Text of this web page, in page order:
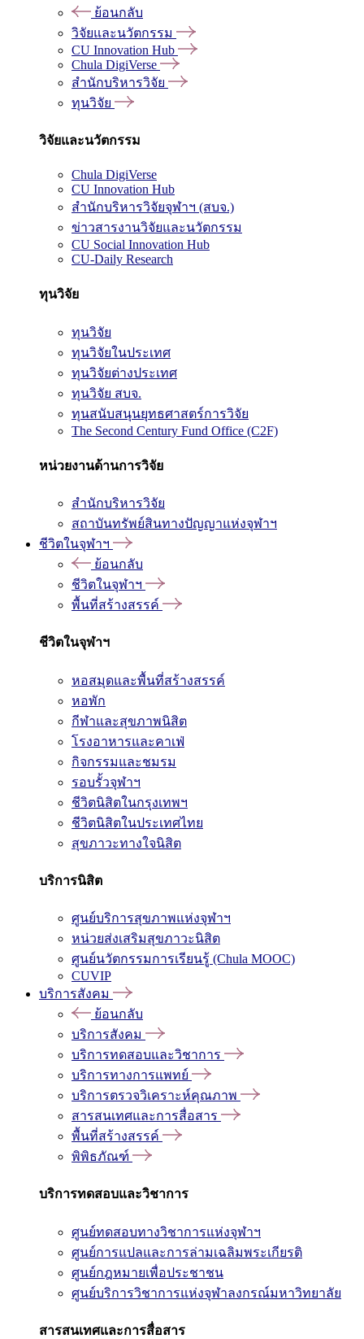
ย้อนกลับ
วิจัยและนวัตกรรม
CU Innovation Hub
Chula DigiVerse
สำนักบริหารวิจัย
ทุนวิจัย
วิจัยและนวัตกรรม
Chula DigiVerse
CU Innovation Hub
สำนักบริหารวิจัยจุฬาฯ (สบจ.)
ข่าวสารงานวิจัยและนวัตกรรม
CU Social Innovation Hub
CU-Daily Research
ทุนวิจัย
ทุนวิจัย
ทุนวิจัยในประเทศ
ทุนวิจัยต่างประเทศ
ทุนวิจัย สบจ.
ทุนสนับสนุนยุทธศาสตร์การวิจัย
The Second Century Fund Office (C2F)
หน่วยงานด้านการวิจัย
สำนักบริหารวิจัย
สถาบันทรัพย์สินทางปัญญาแห่งจุฬาฯ
ชีวิตในจุฬาฯ
ย้อนกลับ
ชีวิตในจุฬาฯ
พื้นที่สร้างสรรค์
ชีวิตในจุฬาฯ
หอสมุดและพื้นที่สร้างสรรค์
หอพัก
กีฬาและสุขภาพนิสิต
โรงอาหารและคาเฟ่
กิจกรรมและชมรม
รอบรั้วจุฬาฯ
ชีวิตนิสิตในกรุงเทพฯ
ชีวิตนิสิตในประเทศไทย
สุขภาวะทางใจนิสิต
บริการนิสิต
ศูนย์บริการสุขภาพแห่งจุฬาฯ
หน่วยส่งเสริมสุขภาวะนิสิต
ศูนย์นวัตกรรมการเรียนรู้ (Chula MOOC)
CUVIP
บริการสังคม
ย้อนกลับ
บริการสังคม
บริการทดสอบและวิชาการ
บริการทางการแพทย์
บริการตรวจวิเคราะห์คุณภาพ
สารสนเทศและการสื่อสาร
พื้นที่สร้างสรรค์
พิพิธภัณฑ์
บริการทดสอบและวิชาการ
ศูนย์ทดสอบทางวิชาการแห่งจุฬาฯ
ศูนย์การแปลและการล่ามเฉลิมพระเกียรติ
ศูนย์กฎหมายเพื่อประชาชน
ศูนย์บริการวิชาการแห่งจุฬาลงกรณ์มหาวิทยาลัย
สารสนเทศและการสื่อสาร